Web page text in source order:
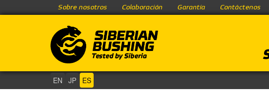
Sobre nosotros Colaboración Garantía Contáctenos
EN JP ES